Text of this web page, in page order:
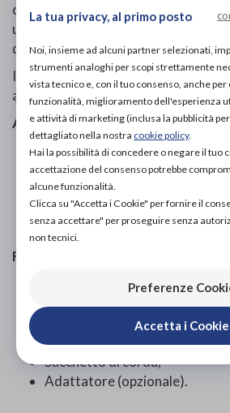
corpo durante la misurazione.
una volta che è stato rilevato un
durante e dopo ogni misurazione.
Il "Rilevamento polsino" rileva e
avvolto correttamente attorno al
Avvertenze
Per uso esterno.
Prima dell'utilizzo, leggere
manuale di istruzioni.
Tenere fuori dalla portata e
al di sotto dei 3 anni di età.
Formato
Polsino con cono universale
Manuale di istruzioni;
Sacchetto di corda;
Adattatore (opzionale).
La tua privacy, al primo posto
Noi, insieme ad alcuni partner selezionati,
strumenti analoghi per scopi strettamente
vista tecnico e, con il tuo consenso, anche
funzionalità, miglioramento dell'esperienza
e attività di marketing (inclusa la pubblicità
dettagliato nella nostra cookie policy.
Hai la possibilità di concedere o negare il tuo
accettazione del consenso potrebbe
alcune funzionalità.
Clicca su "Accetta i Cookie" per fornire il
senza accettare" per proseguire senza
non tecnici.
Preferenze
Accetta i Cookie